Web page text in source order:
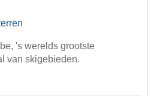
's werelds grootste
van skigebieden.